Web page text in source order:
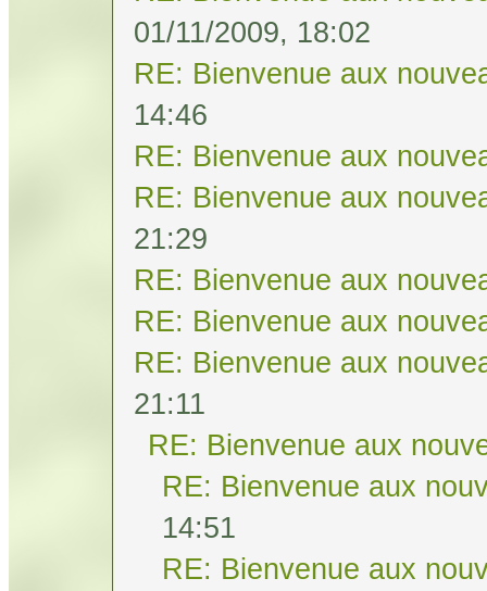
01/11/2009, 18:02
RE: Bienvenue aux
14:46
RE: Bienvenue aux
RE: Bienvenue aux
21:29
RE: Bienvenue aux
RE: Bienvenue aux
RE: Bienvenue aux
21:11
RE: Bienvenue aux
RE: Bienvenue aux
14:51
RE: Bienvenue aux